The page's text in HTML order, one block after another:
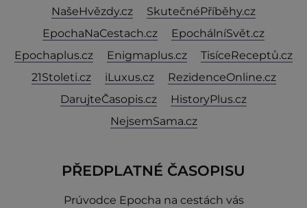
NašeHvězdy.cz
SkutečnéPříběhy.cz
EpochaNaCestach.cz
EpochálníSvět.cz
Epochaplus.cz
Enigmaplus.cz
TisíceReceptů.cz
21Stoleti.cz
iLuxus.cz
RezidenceOnline.cz
DarujteČasopis.cz
HistoryPlus.cz
NejsemSama.cz
PŘEDPLATNÉ ČASOPISU
Prúvodce Epocha na cestách vás